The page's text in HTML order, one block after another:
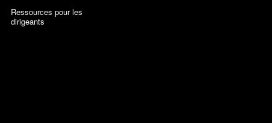
Ressources pour les
dirigeants